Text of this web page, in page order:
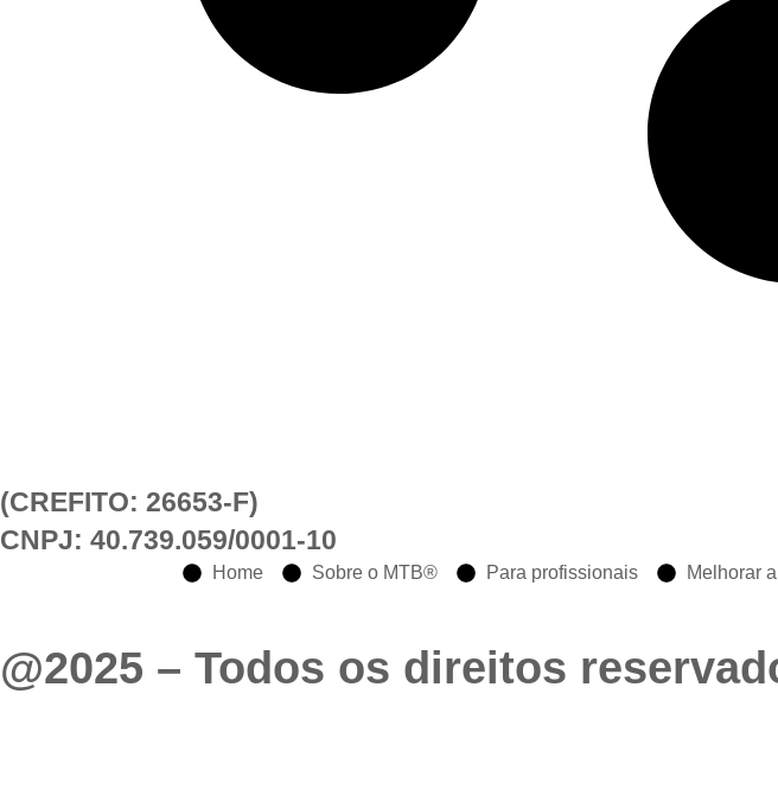
(CREFITO: 26653-F)
CNPJ: 40.739.059/0001-10
Home Sobre o MTB® Para profissionais Melhorar
@2025 – Todos os direitos